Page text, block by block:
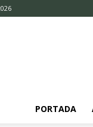
PORTADA